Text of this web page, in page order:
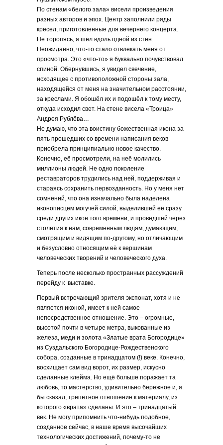
По стенам «белого зала» висели произведения
разных авторов и эпох. Центр заполнили ряды
кресел, приготовленные для вечернего концерта.
Не торопясь, я шёл вдоль одной из стен.
Неожиданно, что-то стало отвлекать меня от
просмотра. Это «что-то» я буквально почувствовал
спиной. Обернувшись, я увидел свечение,
исходящее с противоположной стороны зала,
находящейся от меня на значительном расстоянии,
за креслами. Я обошёл их и подошёл к тому месту,
откуда исходил свет. На стене висела «Троица»
Андрея Рублёва…
Не думаю, что эта воистину божественная икона за
пять прошедших со времени написания веков
приобрела принципиально новое качество.
Конечно, её просмотрели, на неё молились
миллионы людей. Не одно поколение
реставраторов трудились над ней, поддерживая и
стараясь сохранить первозданность. Но у меня нет
сомнений, что она изначально была наделена
иконописцем могучей силой, выделившей её сразу
среди других икон того времени, и проведшей через
столетия к нам, современным людям, думающим,
смотрящим и видящим по-другому, но отличающим
и безусловно относящим её к вершинам
человеческих творений и человеческого духа.
Теперь после несколько пространных рассуждений
перейду к выставке.
Первый встречающий зрителя экспонат, хотя и не
является иконой, имеет к ней самое
непосредственное отношение. Это – огромные,
высотой почти в четыре метра, выкованные из
железа, меди и золота «Златые врата Богородице»
из Суздальского Богородице-Рождественского
собора, созданные в тринадцатом (!) веке. Конечно,
восхищает сам вид ворот, их размер, искусно
сделанные клейма. Но ещё больше поражает та
любовь, то мастерство, удивительно бережное и, я
бы сказал, трепетное отношение к материалу, из
которого «врата» сделаны. И это – тринадцатый
век. Не могу припомнить что-нибудь подобное,
созданное сейчас, в наше время высочайших
технологических достижений, почему-то не